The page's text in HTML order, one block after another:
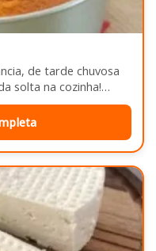
de tarde chuvosa
solta na cozinha!…